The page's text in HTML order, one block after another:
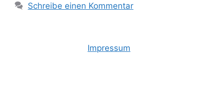
Schreibe einen Kommentar
Impressum